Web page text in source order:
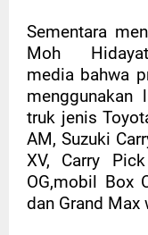
Sementara
Moh
media bahwa
truk jenis
AM, Suzuki
XV, Carry
OG,mobil Box
dan Grand Max